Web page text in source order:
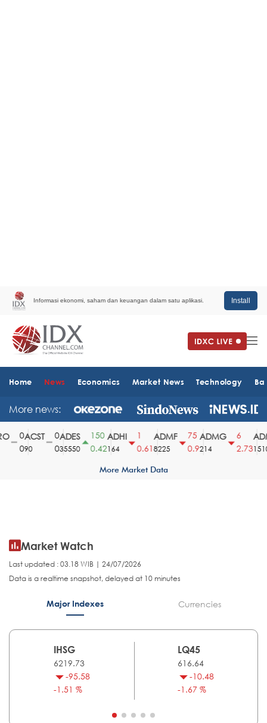
Informasi ekonomi, saham dan keuangan dalam satu aplikasi. Install
Home News Economics Market News Technology
More news:
ACST
90
ADES
35550
150
0.42
ADHI
164
0.61
ADMF
8225
75
0.9
ADMG
214
2.731510
More Market Data
Market Watch
Last updated : 03.18 WIB | 24/07/2026
Data is a realtime snapshot, delayed at 10 minutes
Major Indexes Currencies
IHSG
6219.73
-95.58
-1.51 %
LQ45
616.64
-10.48
-1.67 %